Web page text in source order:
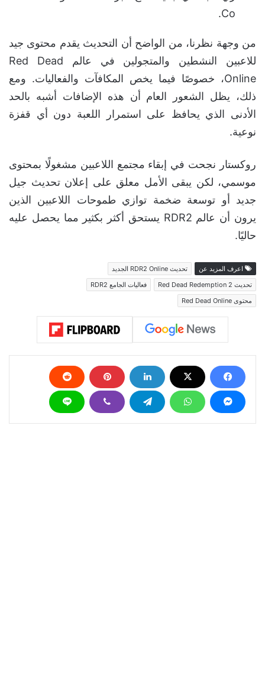
Co.
من وجهة نظرنا، من الواضح أن التحديث يقدم محتوى جيد
للاعبين النشطين والمتجولين في عالم Red Dead
Online، خصوصًا فيما يخص المكافآت والفعاليات. ومع
ذلك، يظل الشعور العام أن هذه الإضافات أشبه بالحد
الأدنى الذي يحافظ على استمرار اللعبة دون أي قفزة
نوعية.
روكستار نجحت في إبقاء مجتمع اللاعبين مشغولًا بمحتوى
موسمي، لكن يبقى الأمل معلق على إعلان تحديث جيل
جديد أو توسعة ضخمة توازي طموحات اللاعبين الذين
يرون أن عالم RDR2 يستحق أكثر بكثير مما يحصل عليه
حاليًا.
اعرف المزيد عن
تحديث RDR2 Online الجديد
تحديث Red Dead Redemption 2
فعاليات الجامع RDR2
محتوى Red Dead Online